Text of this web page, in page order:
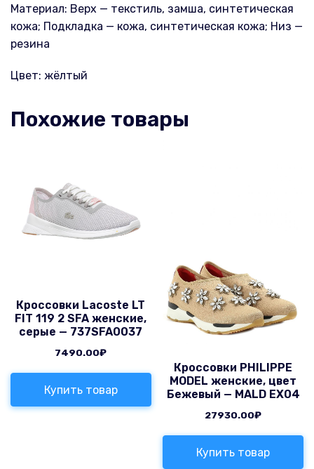
Материал: Верх — текстиль, замша, синтетическая
кожа; Подкладка — кожа, синтетическая кожа; Низ —
резина
Цвет: жёлтый
Похожие товары
Кроссовки Lacoste LT
FIT 119 2 SFA женские,
серые — 737SFA0037
7490.00₽
Купить товар
Кроссовки PHILIPPE
MODEL женские, цвет
Бежевый — MALD EX04
27930.00₽
Купить товар